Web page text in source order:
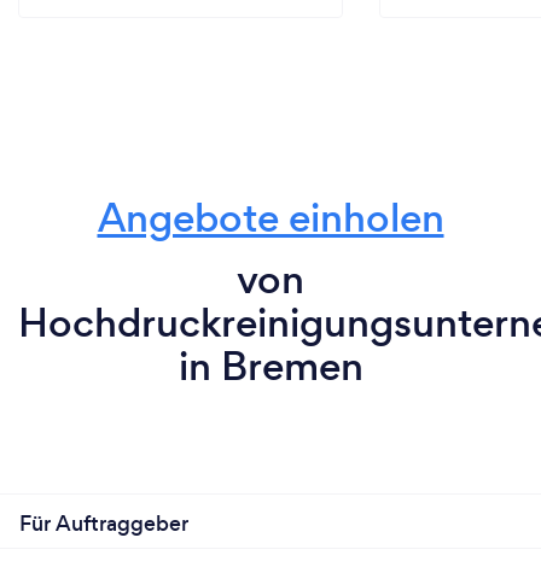
Angebote einholen
von
in Bremen
Für Auftraggeber